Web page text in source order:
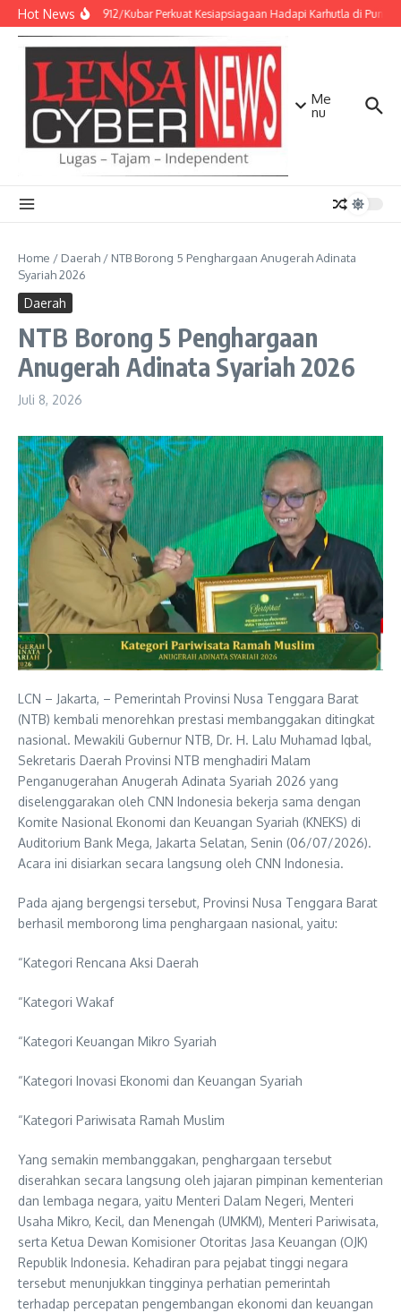
Lewati ke konten
Hot NewsKodim 0912/Kubar Perkuat Kesiapsiagaan Hadapi Karhutla di Puncak
Me
nu
Home / Daerah / NTB Borong 5 Penghargaan Anugerah Adinata
Syariah 2026
Daerah
NTB Borong 5 Penghargaan
Anugerah Adinata Syariah 2026
Juli 8, 2026
LCN – Jakarta, – Pemerintah Provinsi Nusa Tenggara Barat
(NTB) kembali menorehkan prestasi membanggakan ditingkat
nasional. Mewakili Gubernur NTB, Dr. H. Lalu Muhamad Iqbal,
Sekretaris Daerah Provinsi NTB menghadiri Malam
Penganugerahan Anugerah Adinata Syariah 2026 yang
diselenggarakan oleh CNN Indonesia bekerja sama dengan
Komite Nasional Ekonomi dan Keuangan Syariah (KNEKS) di
Auditorium Bank Mega, Jakarta Selatan, Senin (06/07/2026).
Acara ini disiarkan secara langsung oleh CNN Indonesia.
Pada ajang bergengsi tersebut, Provinsi Nusa Tenggara Barat
berhasil memborong lima penghargaan nasional, yaitu:
“Kategori Rencana Aksi Daerah
“Kategori Wakaf
“Kategori Keuangan Mikro Syariah
“Kategori Inovasi Ekonomi dan Keuangan Syariah
“Kategori Pariwisata Ramah Muslim
Yang semakin membanggakan, penghargaan tersebut
diserahkan secara langsung oleh jajaran pimpinan kementerian
dan lembaga negara, yaitu Menteri Dalam Negeri, Menteri
Usaha Mikro, Kecil, dan Menengah (UMKM), Menteri Pariwisata,
serta Ketua Dewan Komisioner Otoritas Jasa Keuangan (OJK)
Republik Indonesia. Kehadiran para pejabat tinggi negara
tersebut menunjukkan tingginya perhatian pemerintah
terhadap percepatan pengembangan ekonomi dan keuangan